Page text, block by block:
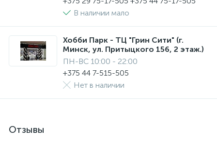
В наличии мало
Хобби Парк - ТЦ "Грин Сити" (г.
Минск, ул. Притыцкого 156, 2 этаж.)
ПН-ВС 10:00 - 22:00
+375 44 7-515-505
Нет в наличии
Отзывы